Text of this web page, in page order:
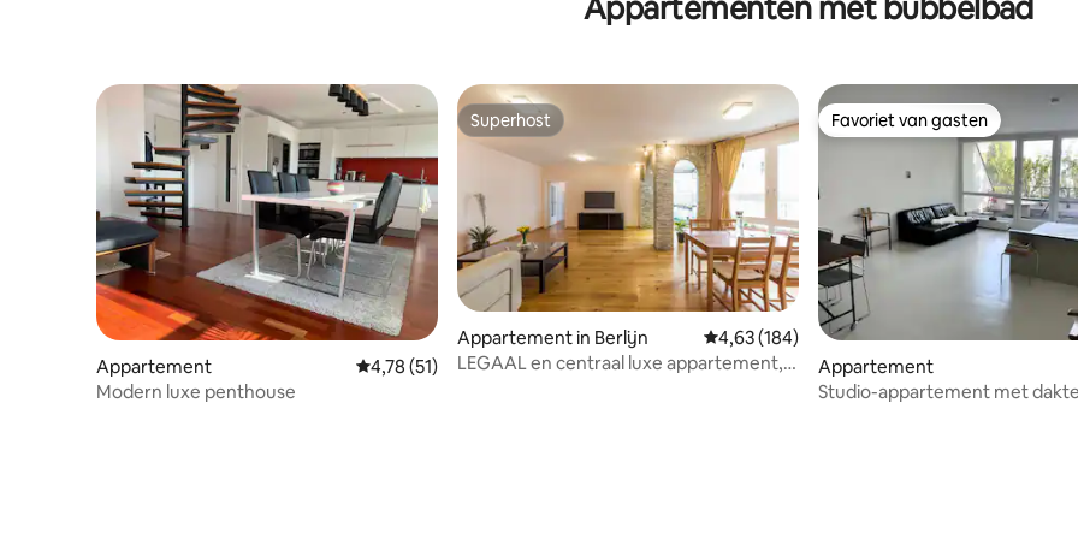
Appartementen met bubbelbad
Appartement Gemiddelde beoordeling van 4,78 uit 5, 51 recensies
4,78 (51)
Modern luxe penthouse
Superhost
Superhost
Appartement in Berlijn Gemiddelde beoordeling van 4,63 uit 5, 184
4,63 (184)
LEGAAL en centraal luxe appartement,
Favoriet van gasten
Favoriet van gasten
Appartement
Studio-appartement met